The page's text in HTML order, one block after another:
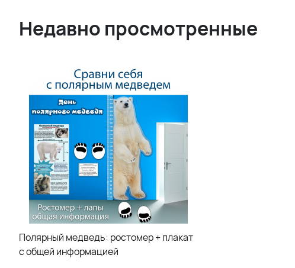
Недавно просмотренные
Полярный медведь: ростомер + плакат
с общей информацией